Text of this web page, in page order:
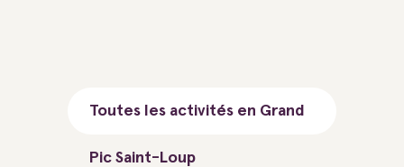
Toutes les activités en Grand
Pic Saint-Loup